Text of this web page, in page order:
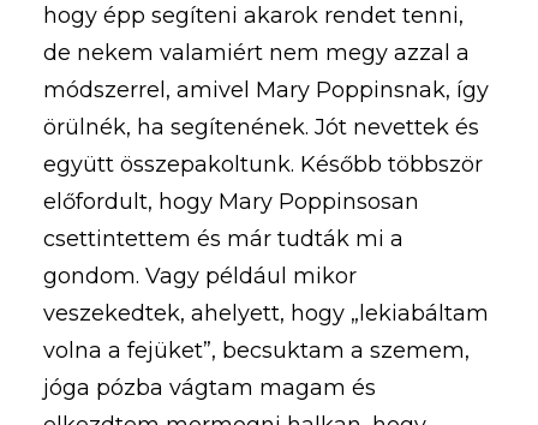
hogy épp segíteni akarok rendet tenni,
de nekem valamiért nem megy azzal a
módszerrel, amivel Mary Poppinsnak, így
örülnék, ha segítenének. Jót nevettek és
együtt összepakoltunk. Később többször
előfordult, hogy Mary Poppinsosan
csettintettem és már tudták mi a
gondom. Vagy például mikor
veszekedtek, ahelyett, hogy „lekiabáltam
volna a fejüket”, becsuktam a szemem,
jóga pózba vágtam magam és